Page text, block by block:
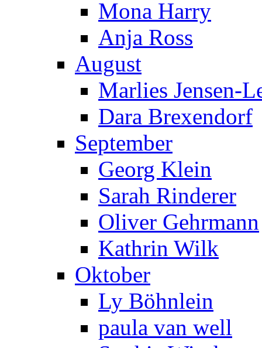
Mona Harry
Anja Ross
August
Marlies Jensen-
Dara Brexendorf
September
Georg Klein
Sarah Rinderer
Oliver Gehrmann
Kathrin Wilk
Oktober
Ly Böhnlein
paula van well